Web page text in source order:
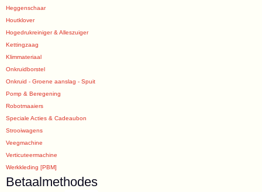
Heggenschaar
Houtklover
Hogedrukreiniger & Alleszuiger
Kettingzaag
Klimmateriaal
Onkruidborstel
Onkruid - Groene aanslag - Spuit
Pomp & Beregening
Robotmaaiers
Speciale Acties & Cadeaubon
Strooiwagens
Veegmachine
Verticuteermachine
Werkkleding [PBM]
Betaalmethodes